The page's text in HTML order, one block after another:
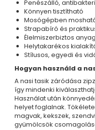
Penészálló,
Könnyen tisztítható
Mosógépben
Strapabíró és
Élelmiszerbiztos anyag
Helytakarékos
Stílusos, egyedi és
Hogyan használd a
A nasi tasik záródása
így mindenki
Használat után
helyet foglalnak.
magvak, kekszek,
gyümölcsök